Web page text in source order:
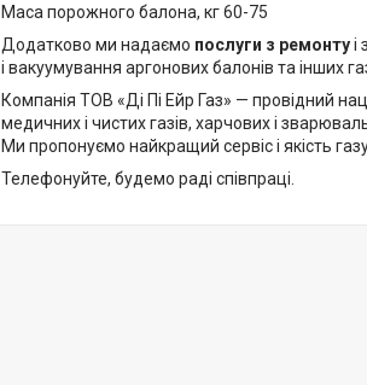
Маса порожного балона, кг 60-75
Додатково ми надаємо послуги з ремонтуі
і вакуумування аргонових балонів та інших
Компанія ТОВ «Ді Пі Ейр Газ» — провідний
медичних і чистих газів, харчових і
Ми пропонуємо найкращий сервіс і якість
Телефонуйте, будемо раді співпраці.